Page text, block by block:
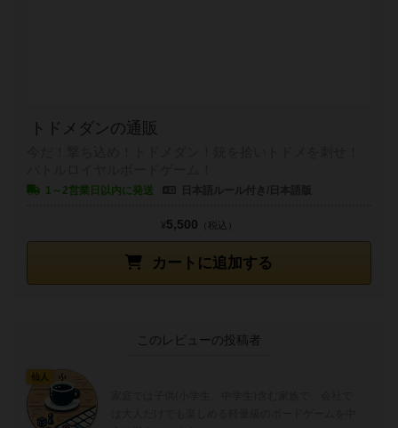
トドメダンの通販
1～2営業日以内に発送
カートに追加する
¥5,500 （税込）
このレビューの投稿者
仙人